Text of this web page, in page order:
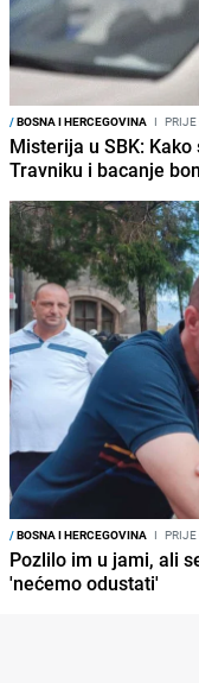
/BOSNA I HERCEGOVINA I PRIJE
Misterija u SBK:
Travniku i bacanje
/BOSNA I HERCEGOVINA I PRIJE
Pozlilo im u jami, ali
'nećemo odustati'